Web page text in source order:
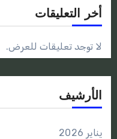
أخر التعليقات
لا توجد تعليقات للعرض.
الأرشيف
يناير 2026